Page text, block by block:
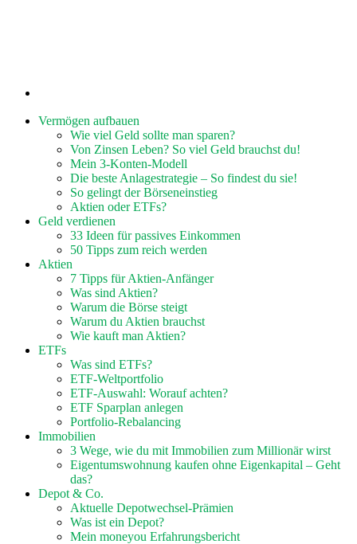
Vermögen aufbauen
Wie viel Geld sollte man sparen?
Von Zinsen Leben? So viel Geld brauchst du!
Mein 3-Konten-Modell
Die beste Anlagestrategie – So findest du sie!
So gelingt der Börseneinstieg
Aktien oder ETFs?
Geld verdienen
33 Ideen für passives Einkommen
50 Tipps zum reich werden
Aktien
7 Tipps für Aktien-Anfänger
Was sind Aktien?
Warum die Börse steigt
Warum du Aktien brauchst
Wie kauft man Aktien?
ETFs
Was sind ETFs?
ETF-Weltportfolio
ETF-Auswahl: Worauf achten?
ETF Sparplan anlegen
Portfolio-Rebalancing
Immobilien
3 Wege, wie du mit Immobilien zum Millionär wirst
Eigentumswohnung kaufen ohne Eigenkapital – Geht
das?
Depot & Co.
Aktuelle Depotwechsel-Prämien
Was ist ein Depot?
Mein moneyou Erfahrungsbericht